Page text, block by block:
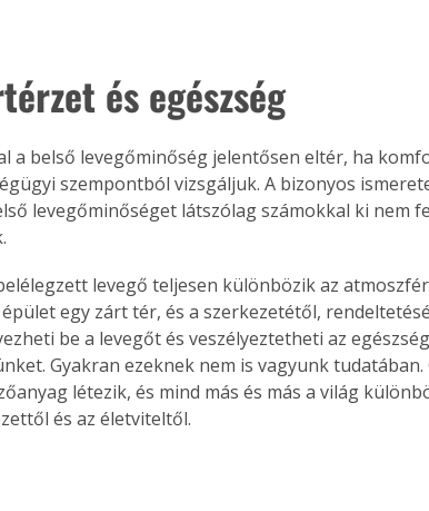
és egészség
a belső levegőminőség jelentősen eltér, ha
szempontból vizsgáljuk. A bizonyos
levegőminőséget látszólag számokkal ki nem
levegő teljesen különbözik az
egy zárt tér, és a szerkezetétől,
be a levegőt és veszélyeztetheti az
Gyakran ezeknek nem is vagyunk
létezik, és mind más és más a világ
és az életviteltől.